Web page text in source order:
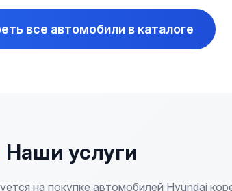
все автомобили в каталоге
Наши услуги
на покупке автомобилей Hyundai